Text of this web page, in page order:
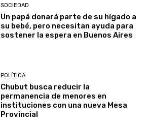
SOCIEDAD
Un papá donará parte de su hígado a
su bebé, pero necesitan ayuda para
sostener la espera en Buenos Aires
POLÍTICA
Chubut busca reducir la
permanencia de menores en
instituciones con una nueva Mesa
Provincial